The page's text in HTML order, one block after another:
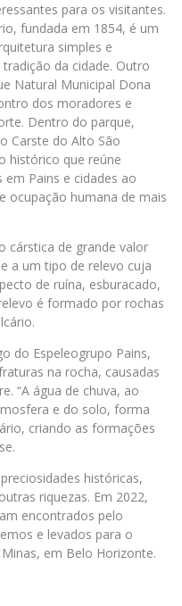
para os visitantes.
fundada em 1854, é um
simples e
da cidade. Outro
Natural Municipal Dona
dos moradores e
Dentro do parque,
Carste do Alto São
histórico que reúne
Pains e cidades ao
ocupação humana de mais
cárstica de grande valor
a um tipo de relevo cuja
de ruína, esburacado,
é formado por rochas
do Espeleogrupo Pains,
na rocha, causadas
“A água de chuva, ao
e do solo, forma
criando as formações
históricas,
riquezas. Em 2022,
encontrados pelo
e levados para o
em Belo Horizonte.